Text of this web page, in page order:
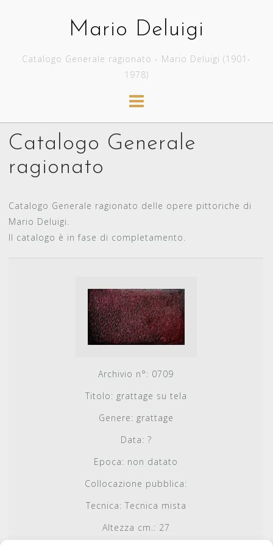
Mario Deluigi
Catalogo Generale ragionato - Mario Deluigi (1901-
1978)
Catalogo Generale
ragionato
Catalogo Generale ragionato delle opere pittoriche di
Mario Deluigi.
Il catalogo è in fase di completamento.
Archivio n°: 0709
Titolo: grattage su tela
Genere: grattage
Data: ?
Epoca: non datato
Collocazione pubblica:
Tecnica: Tecnica mista
Altezza cm.: 27